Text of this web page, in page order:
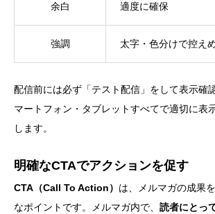
余白 適度に確保
強調 太字・色分けで控え
配信前には必ず「テスト配信」をして表示確
マートフォン・タブレットすべてで適切に表
します。
明確なCTAでアクションを促す
CTA（Call To Action） は、メルマガの成果
なポイントです。メルマガ内で、 読者にとっ